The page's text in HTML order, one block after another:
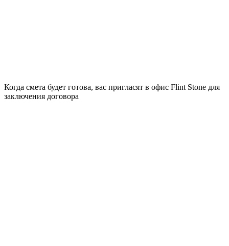
Когда смета будет готова, вас пригласят в офис Flint Stone для
заключения договора